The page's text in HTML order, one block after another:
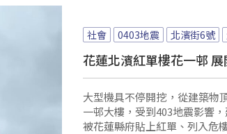
社會 0403地震 北濱街6號
花蓮北濱紅單樓花一邨
大型機具不停開挖，從建築物
一邨大樓，受到403地震影響
被花蓮縣府貼上紅單、列入危